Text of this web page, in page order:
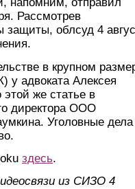
напомним, отправил
Рассмотрев
облсуд 4
в крупном
у адвоката Алексея
этой же статье в
директора ООО
Уголовные дела
здесь.
из СИЗО 4